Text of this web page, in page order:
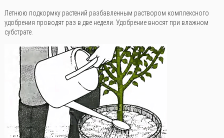
Летнюю подкормку растений разбавленным раствором комплексного
удобрения проводят раз в две недели. Удобрение вносят при влажном
субстрате.